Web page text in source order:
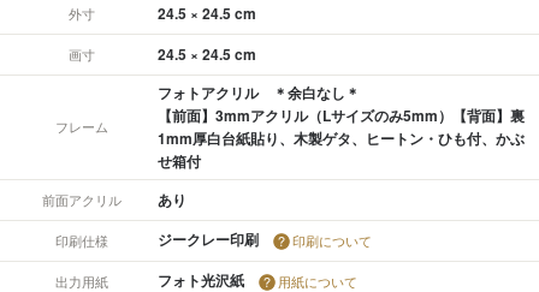
外寸 24.5 × 24.5 cm
画寸 24.5 × 24.5 cm
フレーム
フォトアクリル ＊余白なし＊
【前面】3mmアクリル（Lサイズのみ5mm）【背面】裏
1mm厚白台紙貼り、木製ゲタ、ヒートン・ひも付、かぶ
せ箱付
前面アクリル あり
印刷仕様 ジークレー印刷 印刷について
出力用紙 フォト光沢紙 用紙について